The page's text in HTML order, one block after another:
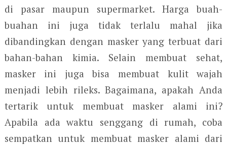
di pasar maupun supermarket. Harga buah-
buahan ini juga tidak terlalu mahal jika
dibandingkan dengan masker yang terbuat dari
bahan-bahan kimia. Selain membuat sehat,
masker ini juga bisa membuat kulit wajah
menjadi lebih rileks. Bagaimana, apakah Anda
tertarik untuk membuat masker alami ini?
Apabila ada waktu senggang di rumah, coba
sempatkan untuk membuat masker alami dari